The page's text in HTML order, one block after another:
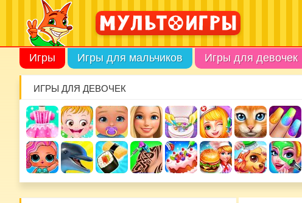
Игры Игры для мальчиков Игры для девочек
ИГРЫ ДЛЯ ДЕВОЧЕК